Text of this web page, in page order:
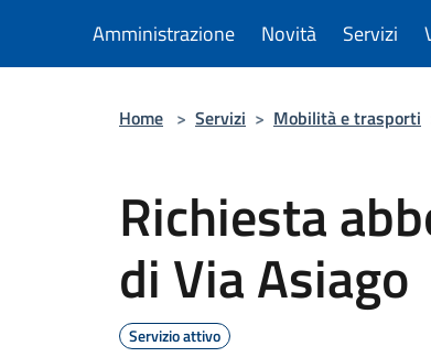
Amministrazione Novità Servizi
Home > Servizi > Mobilità e trasporti
Richiesta
di Via Asiago
Servizio attivo